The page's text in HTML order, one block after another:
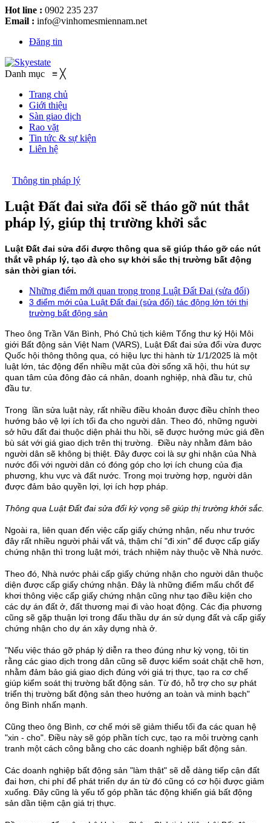
Hot line : 0902 235 237
Email : info@vinhomesmiennam.net
Đăng tin
Danh mục ≡ ╳
Trang chủ
Giới thiệu
Sàn giao dịch
Rao vặt
Tin tức & sự kiện
Liên hệ
Thông tin pháp lý
Luật Đất đai sửa đổi sẽ tháo gỡ nút thắt
pháp lý, giúp thị trường khởi sắc
Luật Đất đai sửa đổi được thông qua sẽ giúp tháo gỡ các nút
thắt về pháp lý, tạo đà cho sự khởi sắc thị trường bất động
sản thời gian tới.
Những điểm mới quan trọng trong Luật Đất Đai (sửa đổi)
3 điểm mới của Luật Đất đai (sửa đổi) tác động lớn tới thị
trường bất động sản
Theo ông Trần Văn Bình, Phó Chủ tịch kiêm Tổng thư ký Hội Môi
giới Bất động sản Việt Nam (VARS), Luật Đất đai sửa đổi vừa được
Quốc hội thông thông qua, có hiệu lực thi hành từ 1/1/2025 là một
luật lớn, tác động đến nhiều mặt của đời sống xã hội, thu hút sự
quan tâm của đông đảo cá nhân, doanh nghiệp, nhà đầu tư, chủ
đầu tư.
Trong
lần sửa luật này, rất nhiều điều khoản được điều chỉnh theo
hướng bảo vệ lợi ích tối đa cho người dân. Theo đó, những người
sở hữu đất đai thuộc diện phải thu hồi, sẽ được hưởng mức giá đền
bù sát với giá giao dịch trên thị trường.
Điều này nhằm đảm bảo
người dân sẽ không bị thiệt. Đây được coi là sự ghi nhận của Nhà
nước đối với người dân có đóng góp cho lợi ích chung của địa
phương, khu vực và đất nước. Trong mọi trường hợp, người dân
được đảm bảo quyền lợi, lợi ích hợp pháp.
Thông qua Luật Đất đai sửa đổi kỳ vọng sẽ giúp thị trường khởi sắc.
Ngoài ra, liên quan đến việc cấp giấy chứng nhận, nếu như trước
đây rất nhiều người phải vất vả, thậm chí "đi xin" để được cấp giấy
chứng nhận thì trong luật mới, trách nhiệm này thuộc về Nhà nước.
Theo đó, Nhà nước phải cấp giấy chứng nhận cho người dân thuộc
diện được cấp giấy chứng nhận. Đây là những điểm mấu chốt để
khơi thông việc cấp giấy chứng nhận cũng như tạo điều kiện cho
các dự án đất ở, đất thương mại đi vào hoạt động. Các địa phương
cũng sẽ gặp thuận lợi trong đấu thầu dự án sử dụng đất và cấp giấy
chứng nhận cho dự án xây dựng nhà ở.
"Nếu việc tháo gỡ pháp lý diễn ra theo đúng như kỳ vọng, tôi tin
rằng các giao dịch trong dân cũng sẽ được kiểm soát chặt chẽ hơn,
nhằm đảm bảo giá giao dịch đúng với giá trị thực, tạo ra cơ chế
giúp kiểm soát thị trường bất động sản. Từ đó, hỗ trợ cho sự phát
triển thị trường bất động sản theo hướng an toàn và minh bạch"
ông Bình nhấn mạnh.
Cũng theo ông Bình, cơ chế mới sẽ giảm thiểu tối đa các quan hệ
"xin - cho". Điều này sẽ góp phần tích cực, tạo ra môi trường cạnh
tranh một cách công bằng cho các doanh nghiệp bất động sản.
Các doanh nghiệp bất động sản "làm thật" sẽ dễ dàng tiếp cận đất
đai hơn, chi phí để phát triển dự án từ đó cũng có cơ hội được giảm
xuống. Đây cũng là yếu tố góp phần tác động khiến giá bất động
sản dần tiệm cận giá trị thực.